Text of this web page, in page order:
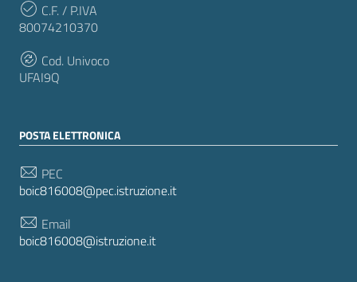
C.F. / P.IVA
80074210370
Cod. Univoco
UFAI9Q
POSTA ELETTRONICA
PEC
boic816008@pec.istruzione.it
Email
boic816008@istruzione.it